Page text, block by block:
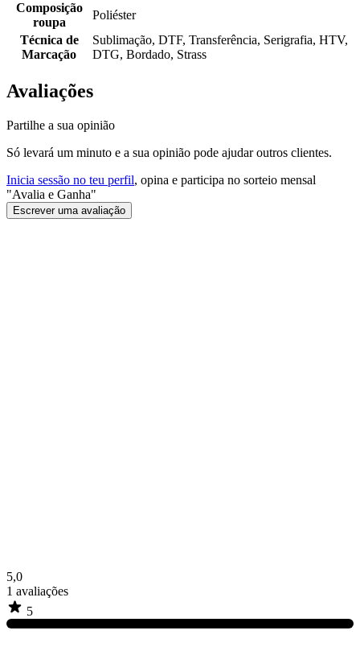
Composição
roupa
Poliéster
Técnica de
Marcação
Sublimação, DTF, Transferência, Serigrafia, HTV,
DTG, Bordado, Strass
Avaliações
Partilhe a sua opinião
Só levará um minuto e a sua opinião pode ajudar outros clientes.
Inicia sessão no teu perfil, opina e participa no sorteio mensal
"Avalia e Ganha"
Escrever uma avaliação
5,0
1 avaliações
5